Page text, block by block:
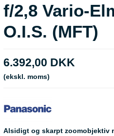
f/2,8 Vario-
O.I.S. (MFT)
6.392,00 DKK
(ekskl. moms)
Alsidigt og skarpt zoomobjektiv